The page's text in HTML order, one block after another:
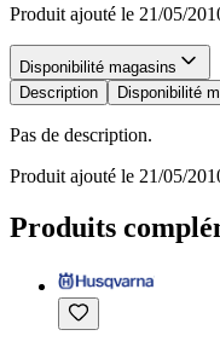
Produit ajouté le 21/05/
Disponibilité magasins
Description
Disponibilité
Pas de description.
Produit ajouté le 21/05/
Produits